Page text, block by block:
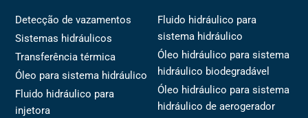
Detecção de vazamentos
Sistemas hidráulicos
Transferência térmica
Óleo para sistema hidráulico
Fluido hidráulico para
injetora
Fluido hidráulico para
sistema hidráulico
Óleo hidráulico para sistema
hidráulico biodegradável
Óleo hidráulico para sistema
hidráulico de aerogerador